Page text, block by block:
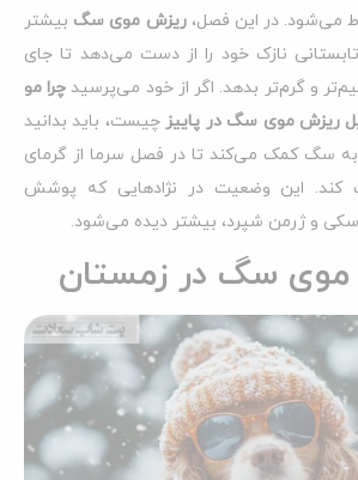
می‌شود. در این فصل،ریزش موی سگ بیشتر
نازک خود را از دست می‌دهد تا جای
و گرم‌تر بدهد. اگر از خود می‌پرسید چرا مو
ریزش موی سگ در پاییز چیست، باید بدانید
سگ کمک می‌کند تا در فصل سرما از گرمای
کند. این وضعیت در نژادهایی که پوشش
و ژرمن شپرد، بیشتر دیده می‌شود.
سگ در زمستان